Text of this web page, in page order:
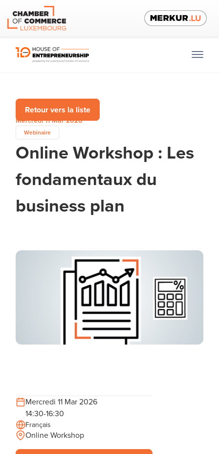
Retour vers la liste
Mercredi 11 Mar 2026
Webinaire
Online Workshop : Les
fondamentaux du
business plan
Mercredi 11 Mar 2026
14:30-16:30
Français
Online Workshop